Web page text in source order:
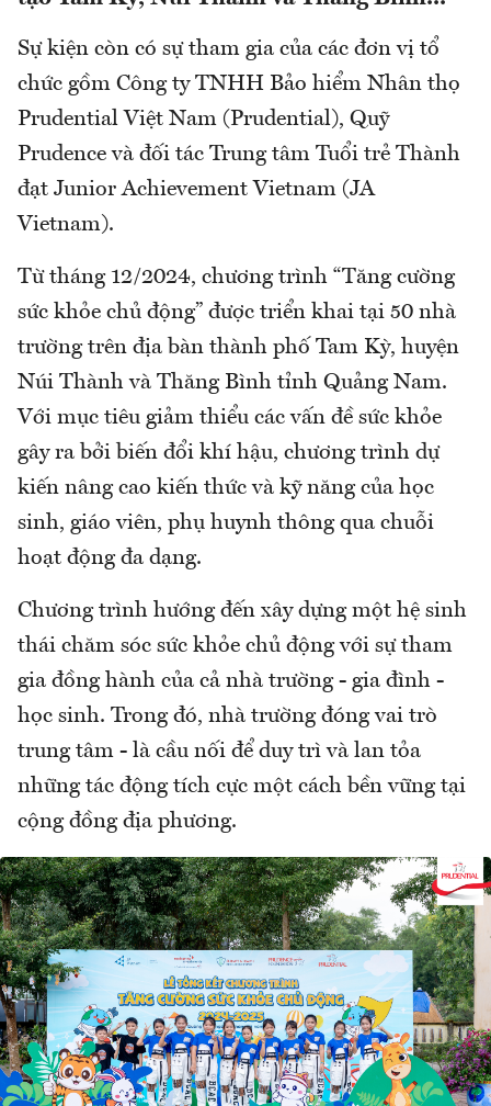
Sự kiện còn có sự tham gia của các đơn vị tổ
chức gồm Công ty TNHH Bảo hiểm Nhân thọ
Prudential Việt Nam (Prudential), Quỹ
Prudence và đối tác Trung tâm Tuổi trẻ Thành
đạt Junior Achievement Vietnam (JA
Vietnam).
Từ tháng 12/2024, chương trình “Tăng cường
sức khỏe chủ động” được triển khai tại 50 nhà
trường trên địa bàn thành phố Tam Kỳ, huyện
Núi Thành và Thăng Bình tỉnh Quảng Nam.
Với mục tiêu giảm thiểu các vấn đề sức khỏe
gây ra bởi biến đổi khí hậu, chương trình dự
kiến nâng cao kiến thức và kỹ năng của học
sinh, giáo viên, phụ huynh thông qua chuỗi
hoạt động đa dạng.
Chương trình hướng đến xây dựng một hệ sinh
thái chăm sóc sức khỏe chủ động với sự tham
gia đồng hành của cả nhà trường - gia đình -
học sinh. Trong đó, nhà trường đóng vai trò
trung tâm - là cầu nối để duy trì và lan tỏa
những tác động tích cực một cách bền vững tại
cộng đồng địa phương.